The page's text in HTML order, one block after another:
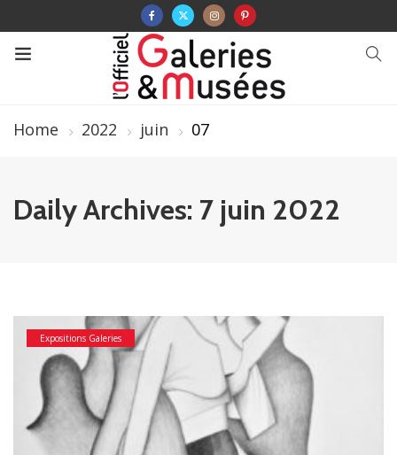
Home 2022 juin 07
Daily Archives: 7 juin 2022
Expositions Galeries